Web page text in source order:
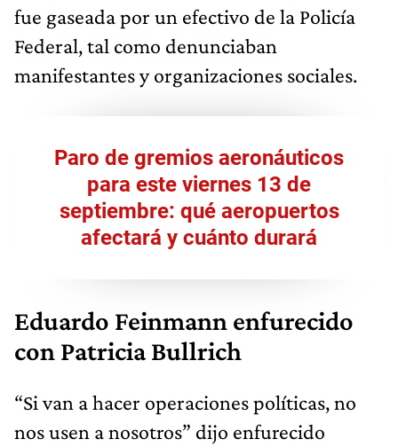
fue gaseada por un efectivo de la Policía
Federal, tal como denunciaban
manifestantes y organizaciones sociales.
Paro de gremios aeronáuticos
para este viernes 13 de
septiembre: qué aeropuertos
afectará y cuánto durará
Eduardo Feinmann enfurecido
con Patricia Bullrich
“Si van a hacer operaciones políticas, no
nos usen a nosotros” dijo enfurecido